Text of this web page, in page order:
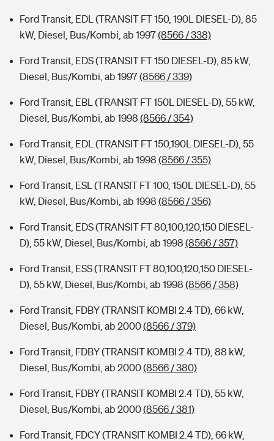
Ford Transit, EDL (TRANSIT FT 150, 190L DIESEL-D), 85
kW, Diesel, Bus/Kombi, ab 1997(8566 / 338)
Ford Transit, EDS (TRANSIT FT 150 DIESEL-D), 85 kW,
Diesel, Bus/Kombi, ab 1997(8566 / 339)
Ford Transit, EBL (TRANSIT FT 150L DIESEL-D), 55 kW,
Diesel, Bus/Kombi, ab 1998 (8566 / 354)
Ford Transit, EDL (TRANSIT FT 150,190L DIESEL-D), 55
kW, Diesel, Bus/Kombi, ab 1998 (8566 / 355)
Ford Transit, ESL (TRANSIT FT 100, 150L DIESEL-D), 55
kW, Diesel, Bus/Kombi, ab 1998 (8566 / 356)
Ford Transit, EDS (TRANSIT FT 80,100,120,150 DIESEL-
D), 55 kW, Diesel, Bus/Kombi, ab 1998 (8566 / 357)
Ford Transit, ESS (TRANSIT FT 80,100,120,150 DIESEL-
D), 55 kW, Diesel, Bus/Kombi, ab 1998 (8566 / 358)
Ford Transit, FDBY (TRANSIT KOMBI 2.4 TD), 66 kW,
Diesel, Bus/Kombi, ab 2000(8566 / 379)
Ford Transit, FDBY (TRANSIT KOMBI 2.4 TD), 88 kW,
Diesel, Bus/Kombi, ab 2000(8566 / 380)
Ford Transit, FDBY (TRANSIT KOMBI 2.4 TD), 55 kW,
Diesel, Bus/Kombi, ab 2000(8566 / 381)
Ford Transit, FDCY (TRANSIT KOMBI 2.4 TD), 66 kW,